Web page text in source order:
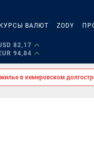
КУРСЫ ВАЛЮТ ZODY
82,17
94,84
в кемеровском